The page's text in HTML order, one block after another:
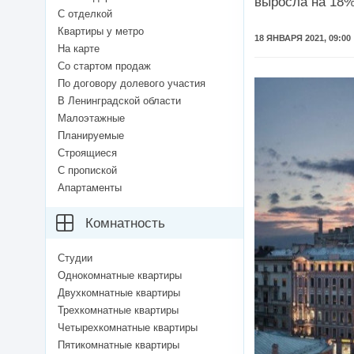
18 ЯНВАРЯ 2021, 09:00
С отделкой
Квартиры у метро
На карте
Со стартом продаж
По договору долевого участия
В Ленинградской области
Малоэтажные
Планируемые
Строящиеся
С пропиской
Апартаменты
Комнатность
Студии
Однокомнатные квартиры
Двухкомнатные квартиры
Трехкомнатные квартиры
Четырехкомнатные квартиры
Пятикомнатные квартиры